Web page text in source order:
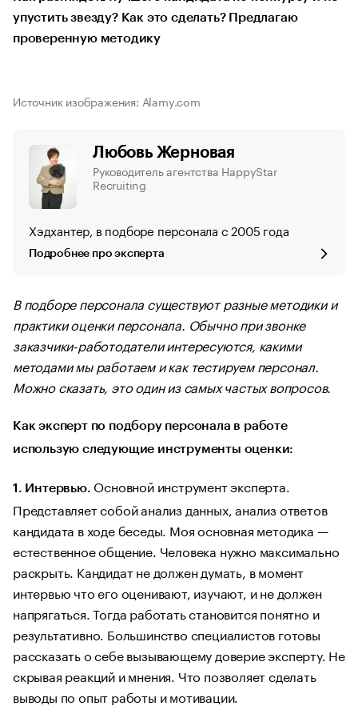
упустить звезду? Как это сделать? Предлагаю
проверенную методику
Источник изображения: Аlamy.com
Любовь Жерновая
Руководитель агентства HappyStar
Recruiting
Хэдхантер, в подборе персонала с 2005 года
Подробнее про эксперта
В подборе персонала существуют разные методики и
практики оценки персонала. Обычно при звонке
заказчики-работодатели интересуются, какими
методами мы работаем и как тестируем персонал.
Можно сказать, это один из самых частых вопросов.
Как эксперт по подбору персонала в работе
использую следующие инструменты оценки:
1. Интервью. Основной инструмент эксперта.
Представляет собой анализ данных, анализ ответов
кандидата в ходе беседы. Моя основная методика —
естественное общение. Человека нужно максимально
раскрыть. Кандидат не должен думать, в момент
интервью что его оценивают, изучают, и не должен
напрягаться. Тогда работать становится понятно и
результативно. Большинство специалистов готовы
рассказать о себе вызывающему доверие эксперту. Не
скрывая реакций и мнения. Что позволяет сделать
выводы по опыт работы и мотивации.